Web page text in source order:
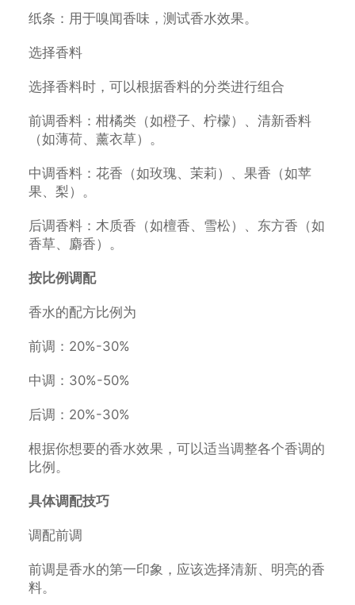
纸条：用于嗅闻香味，测试香水效果。
选择香料
选择香料时，可以根据香料的分类进行组合
前调香料：柑橘类（如橙子、柠檬）、清新香料
（如薄荷、薰衣草）。
中调香料：花香（如玫瑰、茉莉）、果香（如苹
果、梨）。
后调香料：木质香（如檀香、雪松）、东方香（如
香草、麝香）。
按比例调配
香水的配方比例为
前调：20%-30%
中调：30%-50%
后调：20%-30%
根据你想要的香水效果，可以适当调整各个香调的
比例。
具体调配技巧
调配前调
前调是香水的第一印象，应该选择清新、明亮的香
料。